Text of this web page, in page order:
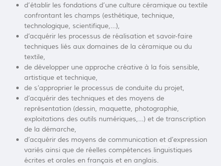
d’établir les fondations d’une culture céramique ou textile
confrontant les champs (esthétique, technique,
technologique, scientifique,…),
d’acquérir les processus de réalisation et savoir-faire
techniques liés aux domaines de la céramique ou du
textile,
de développer une approche créative à la fois sensible,
artistique et technique,
de s’approprier le processus de conduite du projet,
d’acquérir des techniques et des moyens de
représentation (dessin, maquette, photographie,
exploitations des outils numériques,…) et de transcription
de la démarche,
d’acquérir des moyens de communication et d’expression
variés ainsi que de réelles compétences linguistiques
écrites et orales en français et en anglais.